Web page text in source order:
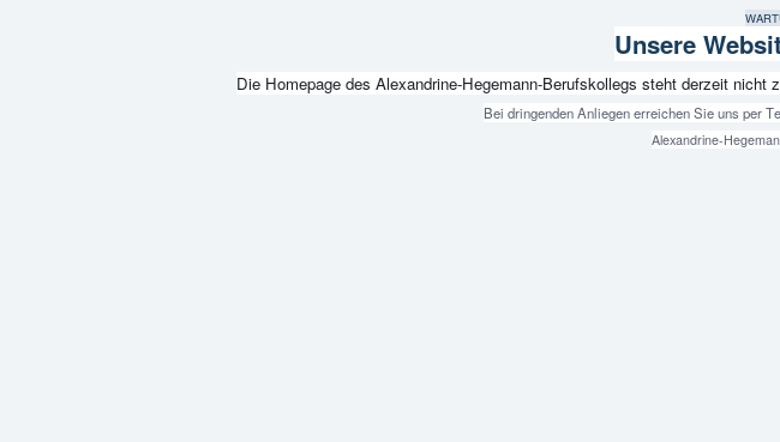
Unsere
Die Homepage des Alexandrine-Hegemann-Berufskollegs steht derzeit
Bei dringenden Anliegen erreichen Sie uns per
Alexandrine-